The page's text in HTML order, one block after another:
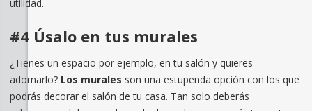
utilidad.
#4 Úsalo en tus murales
¿Tienes un espacio por ejemplo, en tu salón y quieres
adornarlo? Los murales son una estupenda opción con los que
podrás decorar el salón de tu casa. Tan solo deberás